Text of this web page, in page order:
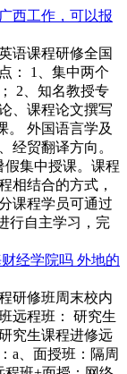
西工作，可以报
语课程研修全国
： 1、集中两个
2、知名教授专
、课程论文撰写
。 外国语言学及
经贸翻译方向。
假集中授课。课程
相结合的方式，
课程学员可通过
行自主学习，完
经学院吗 外地的
研修班周末校内
远程班： 研究生
究生课程进修远
a、面授班：隔周